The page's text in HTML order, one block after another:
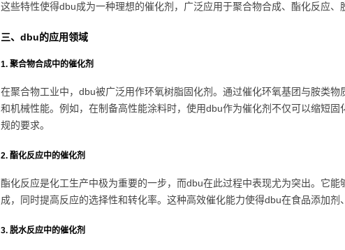
这些特性使得dbu成为一种理想的催化剂，广泛应用于聚合物合成、酯化反应、
三、dbu的应用领域
1. 聚合物合成中的催化剂
在聚合物工业中，dbu被广泛用作环氧树脂固化剂。通过催化环氧基团与胺类
和机械性能。例如，在制备高性能涂料时，使用dbu作为催化剂不仅可以缩短
规的要求。
2. 酯化反应中的催化剂
酯化反应是化工生产中极为重要的一步，而dbu在此过程中表现尤为突出。它
成，同时提高反应的选择性和转化率。这种高效催化能力使得dbu在食品添加剂
3. 脱水反应中的催化剂